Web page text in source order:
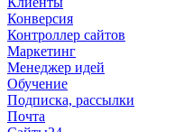
Конверсия
Контроллер сайтов
Маркетинг
Менеджер идей
Обучение
Подписка, рассылки
Почта